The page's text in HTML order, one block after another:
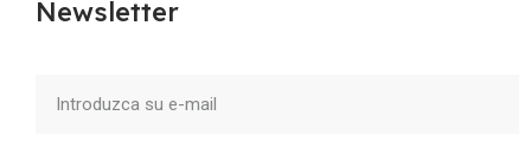
Newsletter